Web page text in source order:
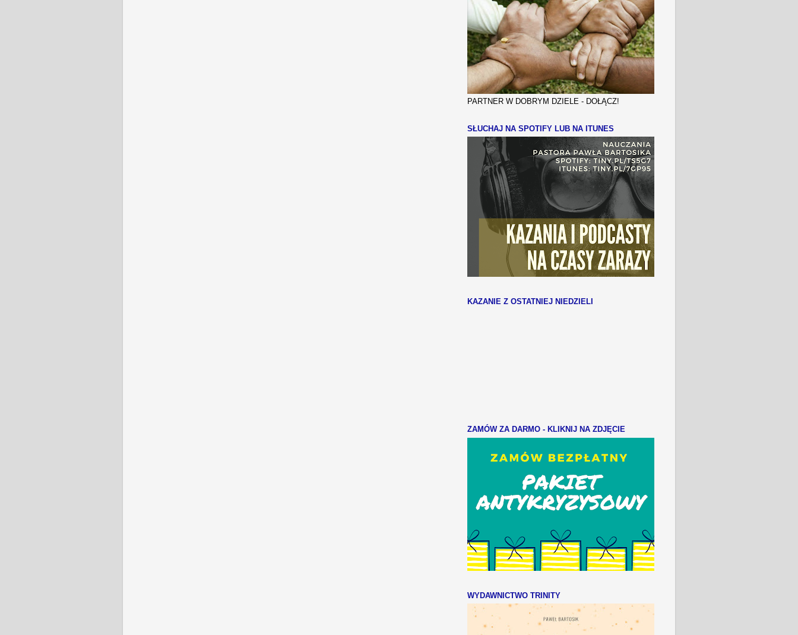
PARTNER W DOBRYM DZIELE - DOŁĄCZ!
SŁUCHAJ NA SPOTIFY LUB NA ITUNES
KAZANIE Z OSTATNIEJ NIEDZIELI
ZAMÓW ZA DARMO - KLIKNIJ NA ZDJĘCIE
WYDAWNICTWO TRINITY